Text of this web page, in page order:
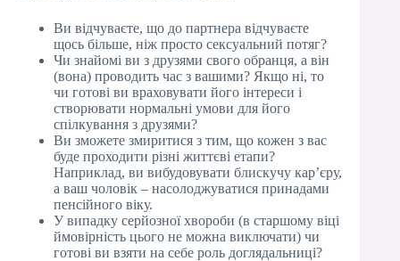
Ви відчуваєте, що до партнера відчуваєте
щось більше, ніж просто сексуальний потяг?
Чи знайомі ви з друзями свого обранця, а він
(вона) проводить час з вашими? Якщо ні, то
чи готові ви враховувати його інтереси і
створювати нормальні умови для його
спілкування з друзями?
Ви зможете змиритися з тим, що кожен з вас
буде проходити різні життєві етапи?
Наприклад, ви вибудовувати блискучу кар’єру,
а ваш чоловік – насолоджуватися принадами
пенсійного віку.
У випадку серйозної хвороби (в старшому віці
ймовірність цього не можна виключати) чи
готові ви взяти на себе роль доглядальниці?